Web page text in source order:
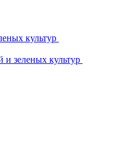
культур
зеленых культур